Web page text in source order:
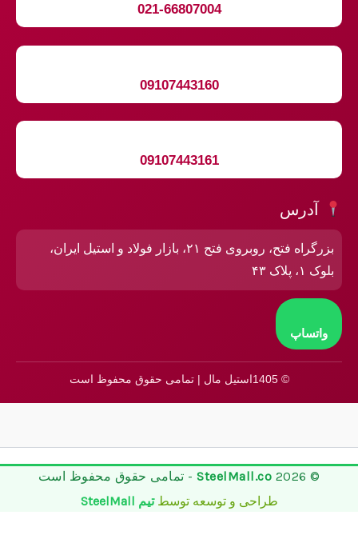
021-66807004
09107443160
09107443161
آدرس
بزرگراه فتح، روبروی فتح ۲۱، بازار فولاد و استیل ایران،
بلوک ۱، پلاک ۴۳
واتساپ
© 1405استیل مال | تمامی حقوق محفوظ است
© 2026
SteelMall.co - تمامی حقوق محفوظ است
طراحی و توسعه توسطتیم SteelMall